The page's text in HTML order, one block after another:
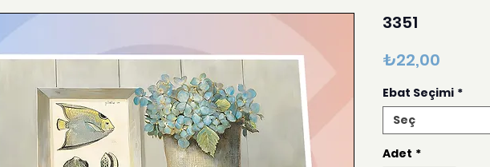
3351
₺22,00
Ebat Seçimi *
Seç
Adet *